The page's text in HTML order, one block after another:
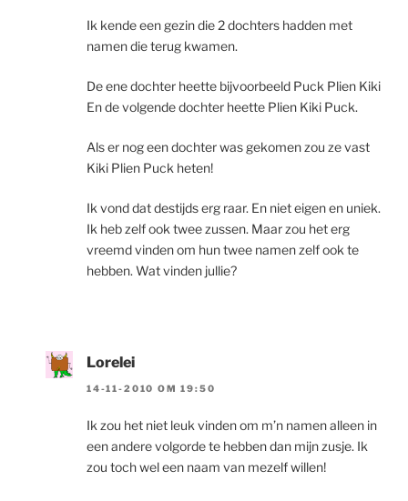
Ik kende een gezin die 2 dochters hadden met
namen die terug kwamen.
De ene dochter heette bijvoorbeeld Puck Plien Kiki
En de volgende dochter heette Plien Kiki Puck.
Als er nog een dochter was gekomen zou ze vast
Kiki Plien Puck heten!
Ik vond dat destijds erg raar. En niet eigen en uniek.
Ik heb zelf ook twee zussen. Maar zou het erg
vreemd vinden om hun twee namen zelf ook te
hebben. Wat vinden jullie?
Lorelei
14-11-2010 OM 19:50
Ik zou het niet leuk vinden om m’n namen alleen in
een andere volgorde te hebben dan mijn zusje. Ik
zou toch wel een naam van mezelf willen!